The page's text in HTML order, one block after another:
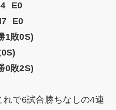
E0
E0
1敗0S)
0敗2S)
で6試合勝ちなしの4連